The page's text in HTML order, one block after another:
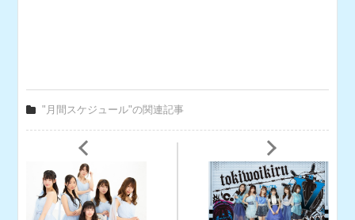
"月間スケジュール"の関連記事